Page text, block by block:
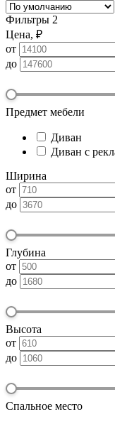
Фильтры 2
Цена, ₽
от
до
Предмет мебели
Диван
Диван с
Ширина
от
до
Глубина
от
до
Высота
от
до
Спальное место